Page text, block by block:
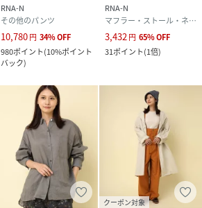
RNA-N
その他のパンツ
10,780円 34%OFF
980ポイント(10%ポイント
バック)
RNA-N
マフラー・ストール・ネックウォーマー
3,432円 65%OFF
31ポイント(1倍)
クーポン対象